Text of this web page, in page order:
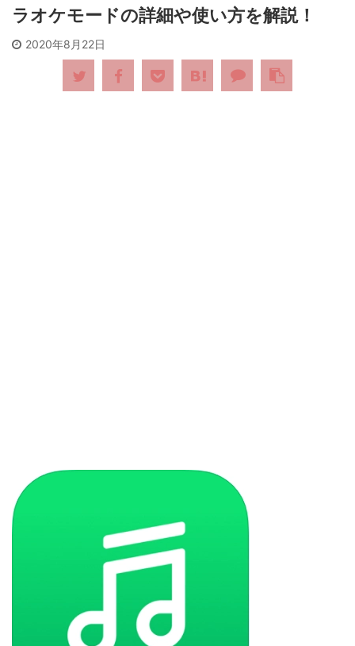
ラオケモードの詳細や使い方を解説！
2020年8月22日